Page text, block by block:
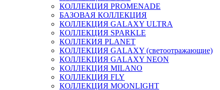
КОЛЛЕКЦИЯ PROMENADE
БАЗОВАЯ КОЛЛЕКЦИЯ
КОЛЛЕКЦИЯ GALAXY ULTRA
КОЛЛЕКЦИЯ SPARKLE
КОЛЛЕКИЯ PLANET
КОЛЛЕКЦИЯ GALAXY (светоотражающие)
КОЛЛЕКЦИЯ GALAXY NEON
КОЛЛЕКЦИЯ MILANO
КОЛЛЕКЦИЯ FLY
КОЛЛЕКЦИЯ MOONLIGHT